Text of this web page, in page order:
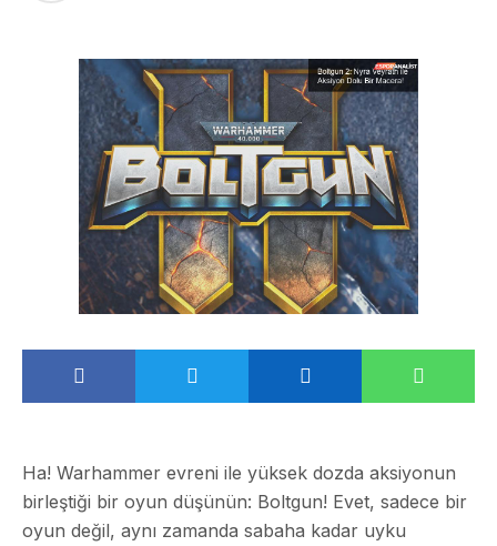
Ha! Warhammer evreni ile yüksek dozda aksiyonun
birleştiği bir oyun düşünün: Boltgun! Evet, sadece bir
oyun değil, aynı zamanda sabaha kadar uyku